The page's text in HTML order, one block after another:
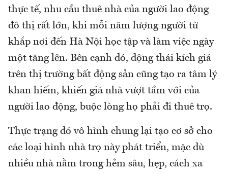
thực tế, nhu cầu thuê nhà của người lao động
đô thị rất lớn, khi mỗi năm lượng người từ
khắp nơi đến Hà Nội học tập và làm việc ngày
một tăng lên. Bên cạnh đó, động thái kích giá
trên thị trường bất động sản cũng tạo ra tâm lý
khan hiếm, khiến giá nhà vượt tầm với của
người lao động, buộc lòng họ phải đi thuê trọ.
Thực trạng đó vô hình chung lại tạo cơ sở cho
các loại hình nhà trọ này phát triển, mặc dù
nhiều nhà nằm trong hẻm sâu, hẹp, cách xa